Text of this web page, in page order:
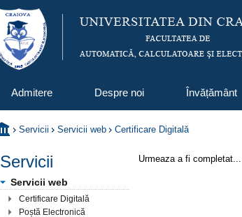
Admitere Despre noi Învățământ
Servicii Servicii web Certificare Digitală
Servicii
Servicii web
Certificare Digitală
Poștă Electronică
Urmeaza a fi completat...